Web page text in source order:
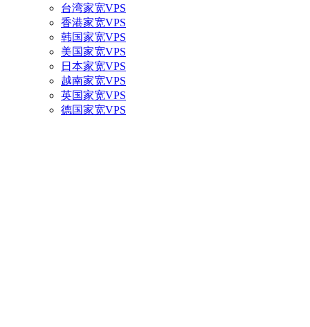
台湾家宽VPS
香港家宽VPS
韩国家宽VPS
美国家宽VPS
日本家宽VPS
越南家宽VPS
英国家宽VPS
德国家宽VPS